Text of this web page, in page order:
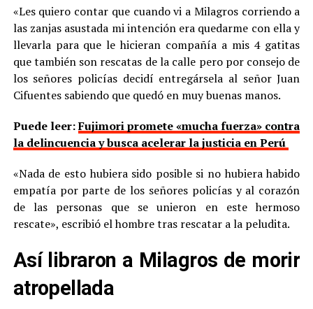
«Les quiero contar que cuando vi a Milagros corriendo a
las zanjas asustada mi intención era quedarme con ella y
llevarla para que le hicieran compañía a mis 4 gatitas
que también son rescatas de la calle pero por consejo de
los señores policías decidí entregársela al señor Juan
Cifuentes sabiendo que quedó en muy buenas manos.
Puede leer:Fujimori promete «mucha fuerza» contra
la delincuencia y busca acelerar la justicia en Perú
«Nada de esto hubiera sido posible si no hubiera habido
empatía por parte de los señores policías y al corazón
de las personas que se unieron en este hermoso
rescate», escribió el hombre tras rescatar a la peludita.
Así libraron a Milagros de morir
atropellada